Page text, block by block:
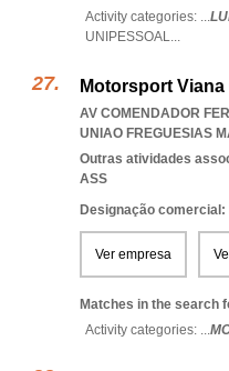
Activity categories: ...
UNIPESSOAL...
Motorsport Viana
AV COMENDADOR
UNIAO FREGUESIAS
Outras atividades
ASS
Designação comercial:
Ver empresa
Matches in the search
Activity categories: ...